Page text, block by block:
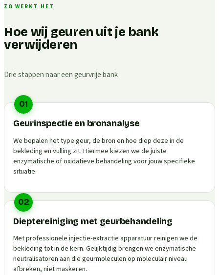
ZO WERKT HET
Hoe wij geuren uit je bank
verwijderen
Drie stappen naar een geurvrije bank
01
Geurinspectie en bronanalyse
We bepalen het type geur, de bron en hoe diep deze in de
bekleding en vulling zit. Hiermee kiezen we de juiste
enzymatische of oxidatieve behandeling voor jouw specifieke
situatie.
02
Dieptereiniging met geurbehandeling
Met professionele injectie-extractie apparatuur reinigen we de
bekleding tot in de kern. Gelijktijdig brengen we enzymatische
neutralisatoren aan die geurmoleculen op moleculair niveau
afbreken, niet maskeren.